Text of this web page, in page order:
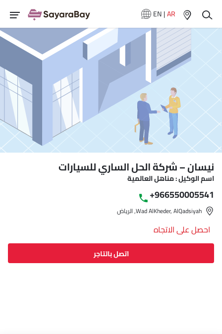
EN|AR
نيسان – شركة الحل الساري للسيارات
اسم الوكيل : مناهل العالمية
+966550005541
Wad AlKheder, AlQadsiyah, الرياض‎
احصل على الاتجاه
اتصل بالتاجر